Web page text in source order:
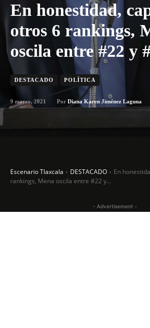
En honestidad,
otros 6 rankings,
oscila entre #22 y
DESTACADO POLÍTICA
9 marzo, 2021 Por Diana Karen Jiménez Laguna
Escenario Tlaxcala DESTACADO
En
rankings, Mena oscila entre #22 y...
- Advertisement -